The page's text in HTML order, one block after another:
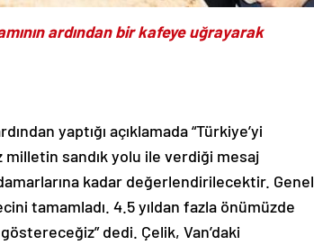
ardından bir kafeye uğrayarak
yaptığı açıklamada “Türkiye’yi
sandık yolu ile verdiği mesaj
kadar değerlendirilecektir. Genel
tamamladı. 4.5 yıldan fazla önümüzde
dedi. Çelik, Van’daki